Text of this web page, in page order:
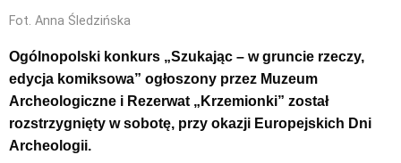
Fot. Anna Śledzińska
Ogólnopolski konkurs „Szukając – w gruncie rzeczy,
edycja komiksowa” ogłoszony przez Muzeum
Archeologiczne i Rezerwat „Krzemionki” został
rozstrzygnięty w sobotę, przy okazji Europejskich Dni
Archeologii.